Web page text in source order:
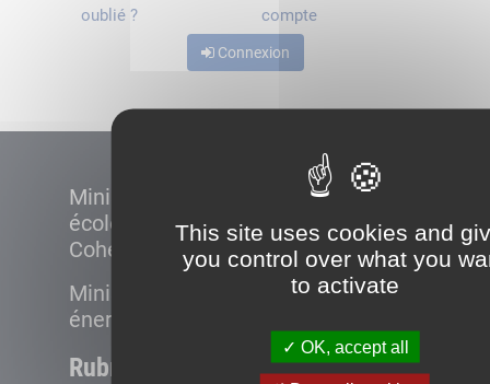
This site uses cookies and
you control over what you
to activate
OK, accept all
oublié ?
compte
Connexion
Ministère de la Transition
écologique et de la
Cohésion des territoires
Ministère de la Transition
énergétique
Rubriques